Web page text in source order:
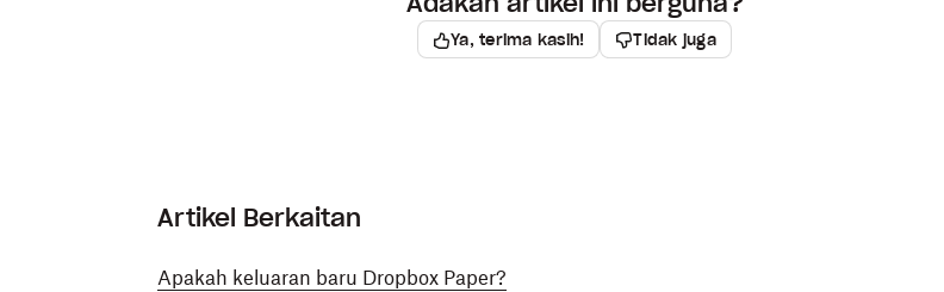
Ya, terima kasih! Tidak juga
Artikel Berkaitan
Apakah keluaran baru Dropbox Paper?